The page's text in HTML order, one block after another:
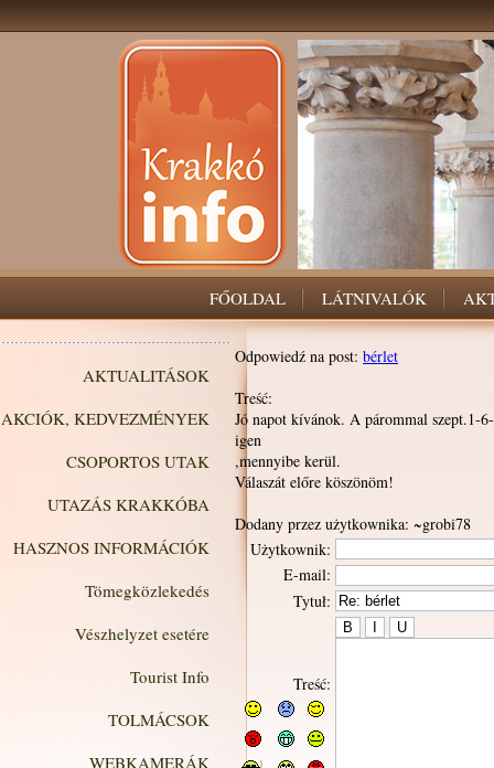
FŐOLDAL LÁTNIVALÓK
AKTUALITÁSOK
AKCIÓK, KEDVEZMÉNYEK
CSOPORTOS UTAK
UTAZÁS KRAKKÓBA
HASZNOS INFORMÁCIÓK
Tömegközlekedés
Vészhelyzet esetére
Tourist Info
TOLMÁCSOK
WEBKAMERÁK
Odpowiedź na post: bérlet
Treść:
Jó napot kívánok. A párommal szept.1-
igen
,mennyibe kerül.
Válaszát előre köszönöm!
Dodany przez użytkownika: ~grobi78
Użytkownik:
E-mail:
Tytuł:
Treść: